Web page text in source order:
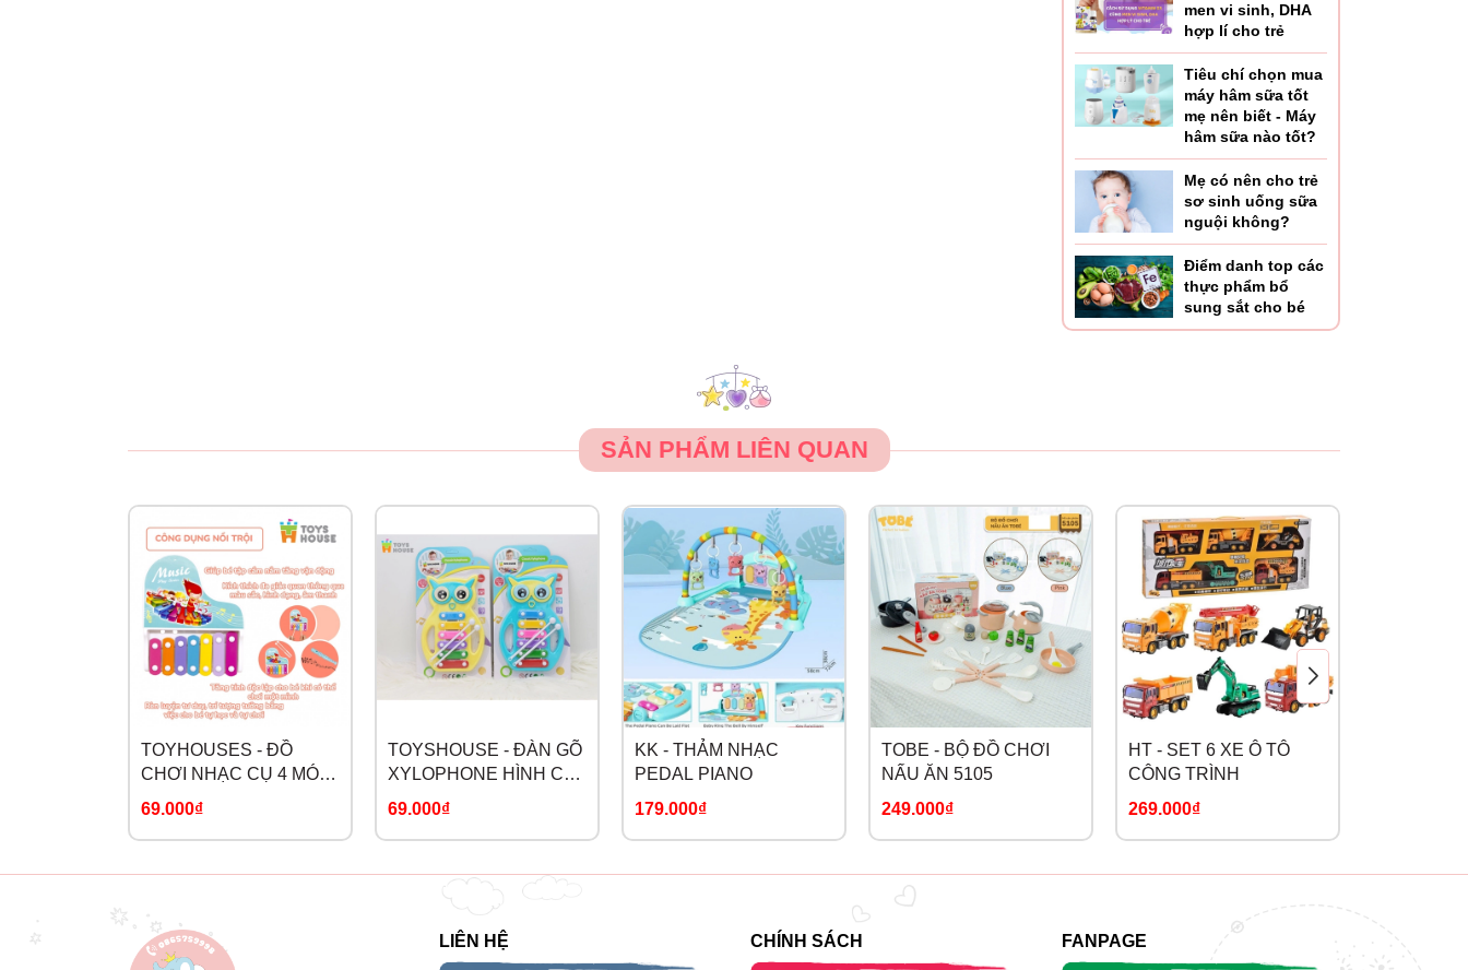
men vi sinh, DHA
hợp lí cho trẻ
Tiêu chí chọn mua
máy hâm sữa tốt
mẹ nên biết - Máy
hâm sữa nào tốt?
Mẹ có nên cho trẻ
sơ sinh uống sữa
nguội không?
Điểm danh top các
thực phẩm bổ
sung sắt cho bé
SẢN PHẨM LIÊN QUAN
TOYHOUSES - ĐỒ
CHƠI NHẠC CỤ 4 MÓN
682-9
69.000₫
TOYSHOUSE - ĐÀN GÕ
XYLOPHONE HÌNH CÚ
MÈO C601
69.000₫
KK - THẢM NHẠC
PEDAL PIANO
179.000₫
TOBE - BỘ ĐỒ CHƠI
NẤU ĂN 5105
249.000₫
HT - SET 6 XE Ô TÔ
CÔNG TRÌNH
269.000₫
LIÊN HỆ CHÍNH SÁCH FANPAGE